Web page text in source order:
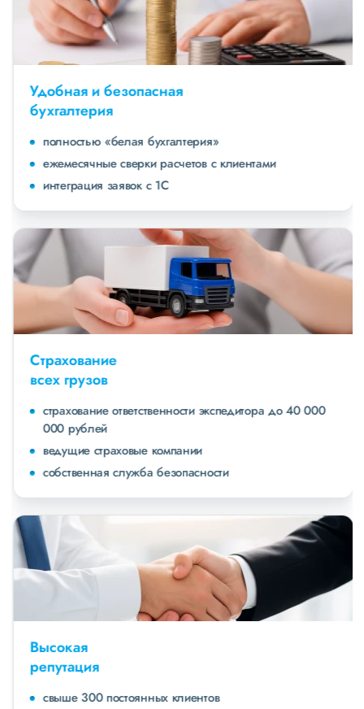
Удобная и безопасная
бухгалтерия
полностью «белая бухгалтерия»
ежемесячные сверки расчетов с клиентами
интеграция заявок с 1С
Страхование
всех грузов
страхование ответственности экспедитора до 40 000
000 рублей
ведущие страховые компании
собственная служба безопасности
Высокая
репутация
свыше 300 постоянных клиентов